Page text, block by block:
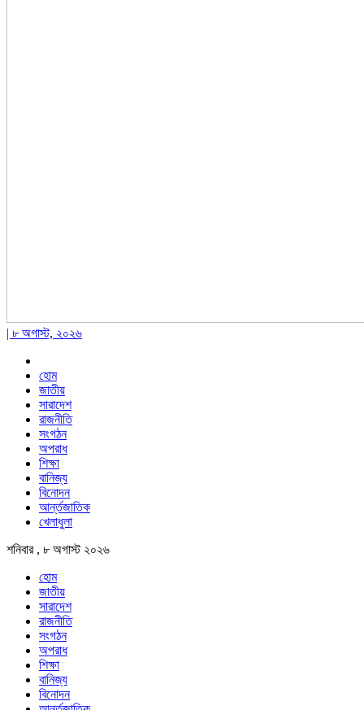
| ৮ অগাস্ট, ২০২৬
হোম
জাতীয়
সারাদেশ
রাজনীতি
সংগঠন
অপরাধ
শিক্ষা
বানিজ্য
বিনোদন
আর্ন্তজাতিক
খেলাধুলা
শনিবার , ৮ অগাস্ট ২০২৬
হোম
জাতীয়
সারাদেশ
রাজনীতি
সংগঠন
অপরাধ
শিক্ষা
বানিজ্য
বিনোদন